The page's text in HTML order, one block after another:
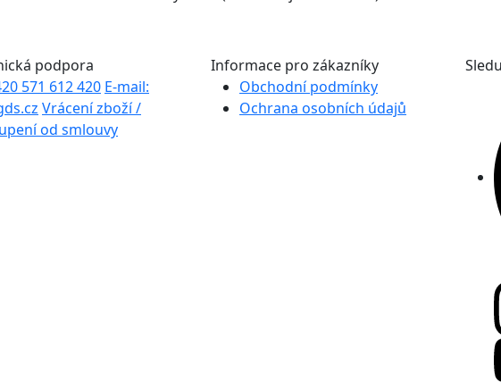
podpora
571 612 420 E-mail:
Vrácení zboží /
od smlouvy
Informace pro zákazníky
Obchodní podmínky
Ochrana osobních údajů